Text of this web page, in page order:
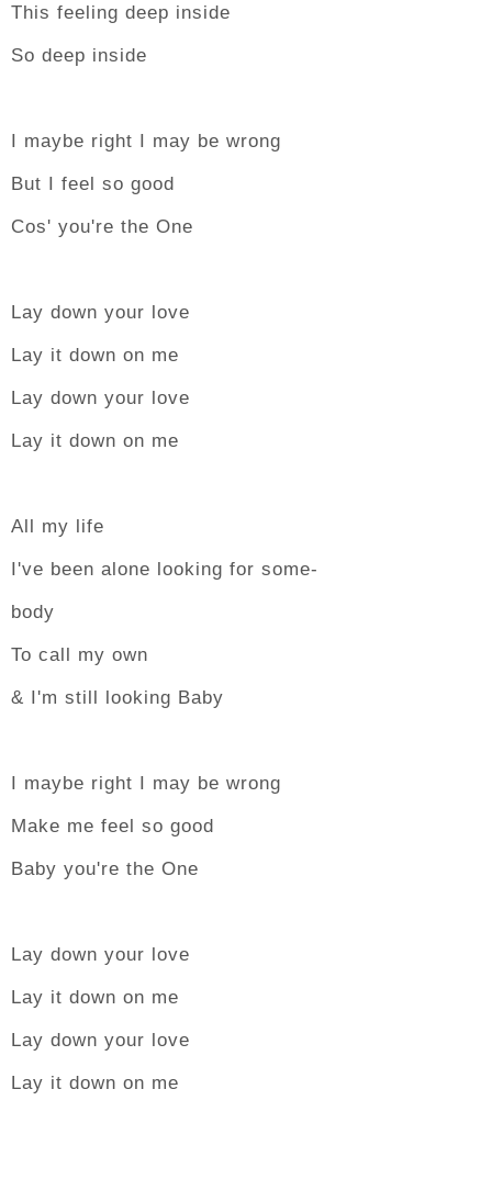
This feeling deep inside
So deep inside
I maybe right I may be wrong
But I feel so good
Cos' you're the One
Lay down your love
Lay it down on me
Lay down your love
Lay it down on me
All my life
I've been alone looking for some-
body
To call my own
& I'm still looking Baby
I maybe right I may be wrong
Make me feel so good
Baby you're the One
Lay down your love
Lay it down on me
Lay down your love
Lay it down on me